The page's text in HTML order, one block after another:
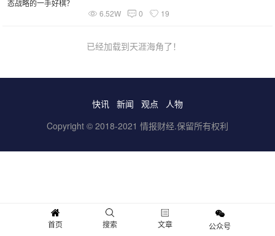
6.52W 0 19
已经加载到天涯海角了！
快讯 新闻 观点
人物
Copyright © 2018-2021 情报财经.保留所有权利
首页 搜索 文章 公众号